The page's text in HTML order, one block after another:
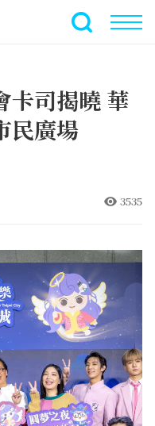
全文檢索
卡司揭曉 華
民廣場
3535